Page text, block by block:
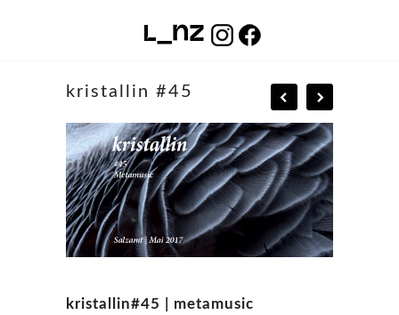
kristallin #45
kristallin#45 | metamusic